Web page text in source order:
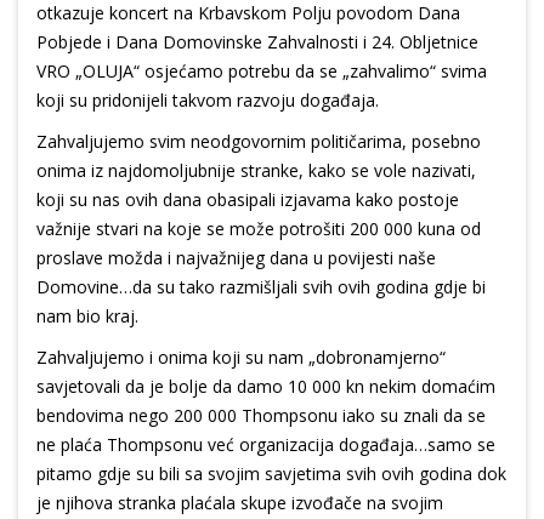
otkazuje koncert na Krbavskom Polju povodom Dana
Pobjede i Dana Domovinske Zahvalnosti i 24. Obljetnice
VRO „OLUJA“ osjećamo potrebu da se „zahvalimo“ svima
koji su pridonijeli takvom razvoju događaja.
Zahvaljujemo svim neodgovornim političarima, posebno
onima iz najdomoljubnije stranke, kako se vole nazivati,
koji su nas ovih dana obasipali izjavama kako postoje
važnije stvari na koje se može potrošiti 200 000 kuna od
proslave možda i najvažnijeg dana u povijesti naše
Domovine…da su tako razmišljali svih ovih godina gdje bi
nam bio kraj.
Zahvaljujemo i onima koji su nam „dobronamjerno“
savjetovali da je bolje da damo 10 000 kn nekim domaćim
bendovima nego 200 000 Thompsonu iako su znali da se
ne plaća Thompsonu već organizacija događaja…samo se
pitamo gdje su bili sa svojim savjetima svih ovih godina dok
je njihova stranka plaćala skupe izvođače na svojim